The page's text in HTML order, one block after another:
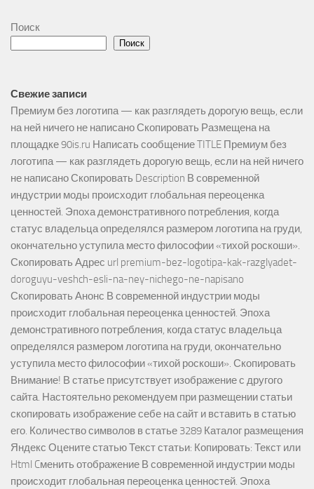
Поиск
Поиск
Свежие записи
Премиум без логотипа — как разглядеть дорогую вещь, если
на ней ничего не написано Скопировать Размещена на
площадке 90is.ru Написать сообщение TITLE Премиум без
логотипа — как разглядеть дорогую вещь, если на ней ничего
не написано Скопировать Description В современной
индустрии моды происходит глобальная переоценка
ценностей. Эпоха демонстративного потребления, когда
статус владельца определялся размером логотипа на груди,
окончательно уступила место философии «тихой роскоши».
Скопировать Адрес url premium-bez-logotipa-kak-razglyadet-
doroguyu-veshch-esli-na-ney-nichego-ne-napisano
Скопировать Анонс В современной индустрии моды
происходит глобальная переоценка ценностей. Эпоха
демонстративного потребления, когда статус владельца
определялся размером логотипа на груди, окончательно
уступила место философии «тихой роскоши». Скопировать
Внимание! В статье присутствует изображение с другого
сайта. Настоятельно рекомендуем при размещении статьи
скопировать изображение себе на сайт и вставить в статью
его. Количество символов в статье 3289 Каталог размещения
Яндекс Оцените статью Текст статьи: Копировать: Текст или
Html Cменить отображение В современной индустрии моды
происходит глобальная переоценка ценностей. Эпоха